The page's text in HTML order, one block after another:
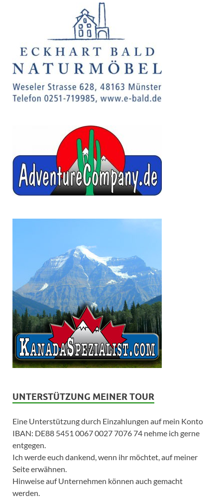
UNTERSTÜTZUNG MEINER TOUR
Eine Unterstützung durch Einzahlungen auf mein Konto
IBAN: DE88 5451 0067 0027 7076 74 nehme ich gerne
entgegen.
Ich werde euch dankend, wenn ihr möchtet, auf meiner
Seite erwähnen.
Hinweise auf Unternehmen können auch gemacht
werden.